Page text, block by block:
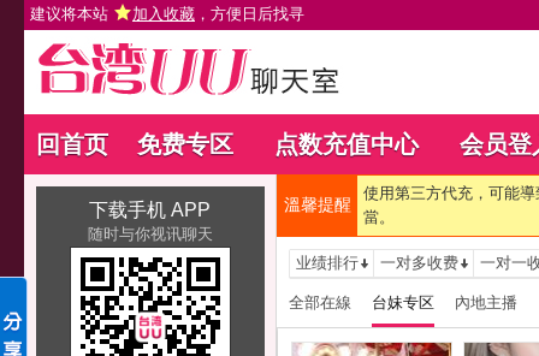
建议将本站 加入收藏 ，方便日后找寻
回首页 免费专区 点数充值中心 会员登
下载手机 APP
随时与你视讯聊天
溫馨提醒
使用第三方代充，可能
當。
业绩排行 一对多收费 一对一
全部在線 台妹专区 內地主播